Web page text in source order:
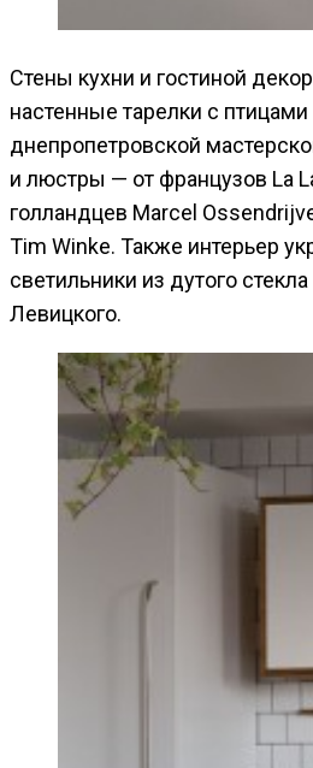
Стены кухни и гостиной
настенные тарелки с
днепропетровской
и люстры — от французов La
голландцев Marcel
Tim Winke. Также интерьер
светильники из дутого
Левицкого.